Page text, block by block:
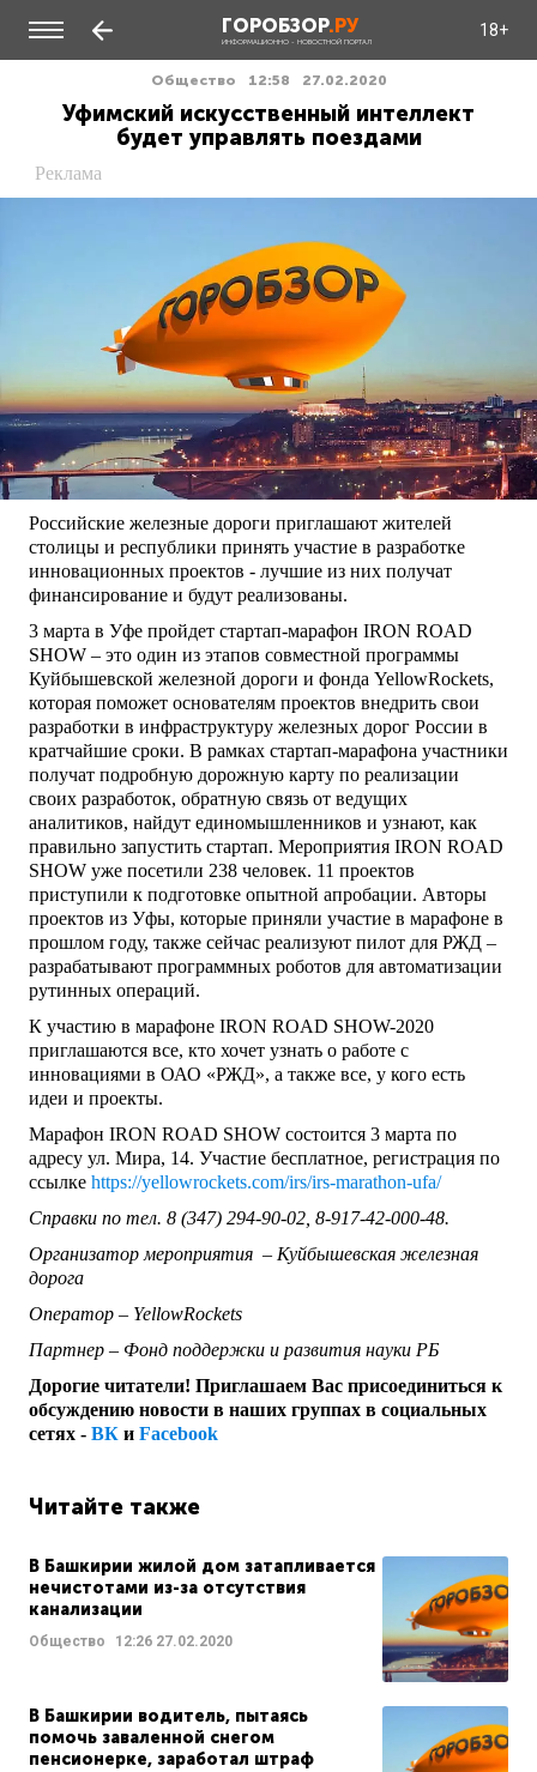
ГОРОБЗОР.РУ
ИНФОРМАЦИОННО - НОВОСТНОЙ ПОРТАЛ
18+
Общество 12:58 27.02.2020
Уфимский искусственный интеллект
будет управлять поездами
Реклама
Российские железные дороги приглашают жителей
столицы и республики принять участие в разработке
инновационных проектов - лучшие из них получат
финансирование и будут реализованы.
3 марта в Уфе пройдет стартап-марафон IRON ROAD
SHOW – это один из этапов совместной программы
Куйбышевской железной дороги и фонда YellowRockets,
которая поможет основателям проектов внедрить свои
разработки в инфраструктуру железных дорог России в
кратчайшие сроки. В рамках стартап-марафона участники
получат подробную дорожную карту по реализации
своих разработок, обратную связь от ведущих
аналитиков, найдут единомышленников и узнают, как
правильно запустить стартап. Мероприятия IRON ROAD
SHOW уже посетили 238 человек. 11 проектов
приступили к подготовке опытной апробации. Авторы
проектов из Уфы, которые приняли участие в марафоне в
прошлом году, также сейчас реализуют пилот для РЖД –
разрабатывают программных роботов для автоматизации
рутинных операций.
К участию в марафоне IRON ROAD SHOW-2020
приглашаются все, кто хочет узнать о работе с
инновациями в ОАО «РЖД», а также все, у кого есть
идеи и проекты.
Марафон IRON ROAD SHOW состоится 3 марта по
адресу ул. Мира, 14. Участие бесплатное, регистрация по
ссылке https://yellowrockets.com/irs/irs-marathon-ufa/
Справки по тел. 8 (347) 294-90-02, 8-917-42-000-48.
Организатор мероприятия – Куйбышевская железная
дорога
Оператор – YellowRockets
Партнер – Фонд поддержки и развития науки РБ
Дорогие читатели! Приглашаем Вас присоединиться к
обсуждению новости в наших группах в социальных
сетях - ВК и Facebook
Читайте также
В Башкирии жилой дом затапливается
нечистотами из-за отсутствия
канализации
Общество 12:26 27.02.2020
В Башкирии водитель, пытаясь
помочь заваленной снегом
пенсионерке, заработал штраф